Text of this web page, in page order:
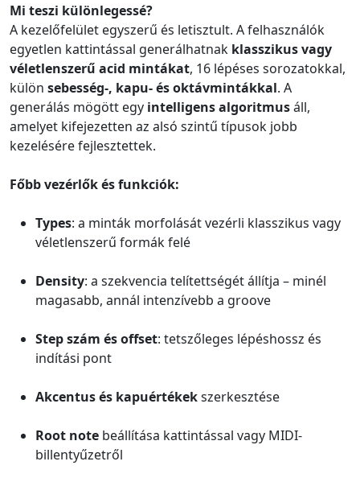
Mi teszi különlegessé?
A kezelőfelület egyszerű és letisztult. A felhasználók
egyetlen kattintással generálhatnak klasszikus vagy
véletlenszerű acid mintákat, 16 lépéses sorozatokkal,
külön sebesség-, kapu- és oktávmintákkal. A
generálás mögött egy intelligens algoritmusáll,
amelyet kifejezetten az alsó szintű típusok jobb
kezelésére fejlesztettek.
Főbb vezérlők és funkciók:
Types: a minták morfolását vezérli klasszikus vagy
véletlenszerű formák felé
Density: a szekvencia telítettségét állítja – minél
magasabb, annál intenzívebb a groove
Step szám és offset: tetszőleges lépéshossz és
indítási pont
Akcentus és kapuértékekszerkesztése
Root note beállítása kattintással vagy MIDI-
billentyűzetről